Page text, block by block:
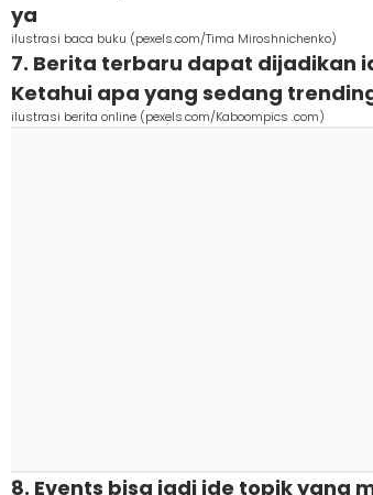
ya
ilustrasi baca buku (pexels.com/Tima Miroshnichenko)
7. Berita terbaru dapat dijadikan
Ketahui apa yang sedang
ilustrasi berita online (pexels.com/Kaboompics .com)
8. Events bisa jadi ide topik yang